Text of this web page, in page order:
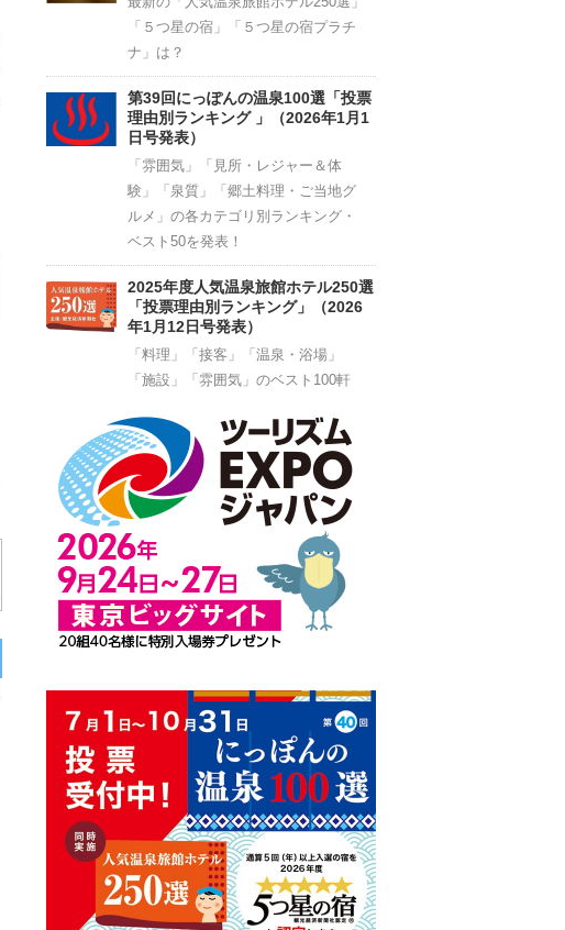
「５つ星の宿」「５つ星の宿プラチ
ナ」は？
第39回にっぽんの温泉100選「投票
理由別ランキング 」（2026年1月1
日号発表）
「雰囲気」「見所・レジャー＆体
験」「泉質」「郷土料理・ご当地グ
ルメ」の各カテゴリ別ランキング・
ベスト50を発表！
2025年度人気温泉旅館ホテル250選
「投票理由別ランキング」（2026
年1月12日号発表）
「料理」「接客」「温泉・浴場」
「施設」「雰囲気」のベスト100軒